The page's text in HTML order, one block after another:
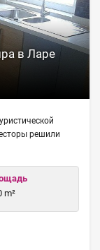
в Ларе
решили
m²